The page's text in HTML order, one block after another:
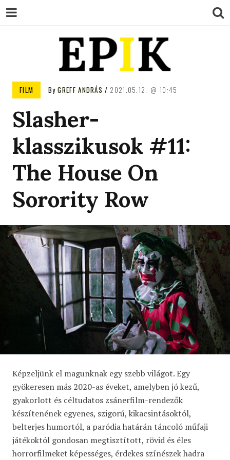
EPIK
FILM ByGREFF ANDRÁS 2021.05.12. 10:45
Slasher-
klasszikusok #11:
The House On
Sorority Row
Képzeljünk el magunknak egy szebb világot. Egy
gyökeresen más 2020-as éveket, amelyben jó kezű,
gyakorlott és céltudatos zsánerfilm-rendezők
készítenének egyenes, szigorú, kikacsintásoktól,
belterjes humortól, a paródia határán táncoló műfaji
játékoktól gondosan megtisztított, rövid és éles
horrorfilmeket képességes, érdekes színészek hadra